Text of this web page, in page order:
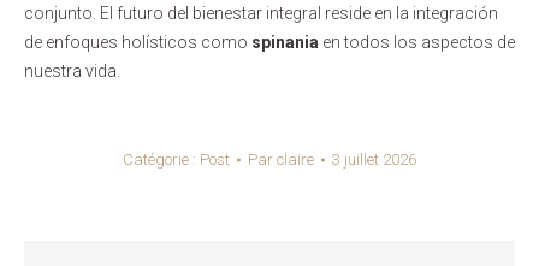
conjunto. El futuro del bienestar integral reside en la integración
de enfoques holísticos como spinania en todos los aspectos de
nuestra vida.
Catégorie : Post Par claire 3 juillet 2026